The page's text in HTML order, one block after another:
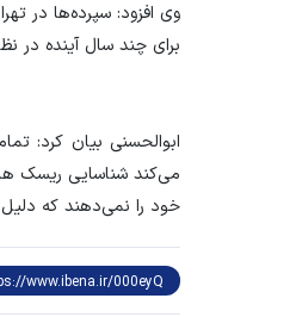
وی افزود: سپرده‌ها در
برای چند سال آینده در
ابوالحسنی بیان کرد:
می‌کند شناسایی ریسک
خود را نمی‌دهند که